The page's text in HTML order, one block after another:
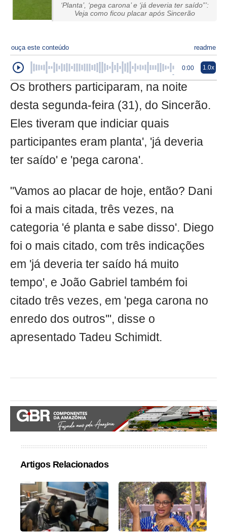
‘Planta’, ‘pega carona’ e ‘já deveria ter saído”’:
Veja como ficou placar após Sincerão
ouça este conteúdo readme
0:00 1.0x
Os brothers participaram, na noite
desta segunda-feira (31), do Sincerão.
Eles tiveram que indiciar quais
participantes eram planta', 'já deveria
ter saído' e 'pega carona'.
"Vamos ao placar de hoje, então? Dani
foi a mais citada, três vezes, na
categoria 'é planta e sabe disso'. Diego
foi o mais citado, com três indicações
em 'já deveria ter saído há muito
tempo', e João Gabriel também foi
citado três vezes, em 'pega carona no
enredo dos outros'", disse o
apresentado Tadeu Schimidt.
Artigos Relacionados